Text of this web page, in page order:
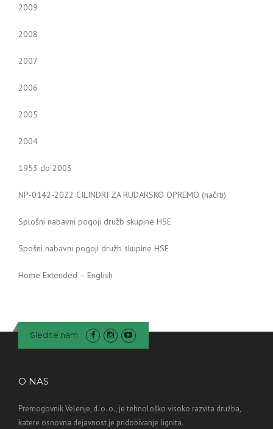
2009
2008
2007
2006
2005
2004
1953 do 2003
NP-0142-2022 CILINDRI ZA RUDARSKO OPREMO (načrti)
Splošni nabavni pogoji družb skupine HSE
Spošni nabavni pogoji družb skupine HSE
Home Extended – English
Sledite nam
O NAS
Premogovnik Velenje, d. o. o., je tehnološko visoko razvita družba,
katere osnovna dejavnost je pridobivanje lignita.